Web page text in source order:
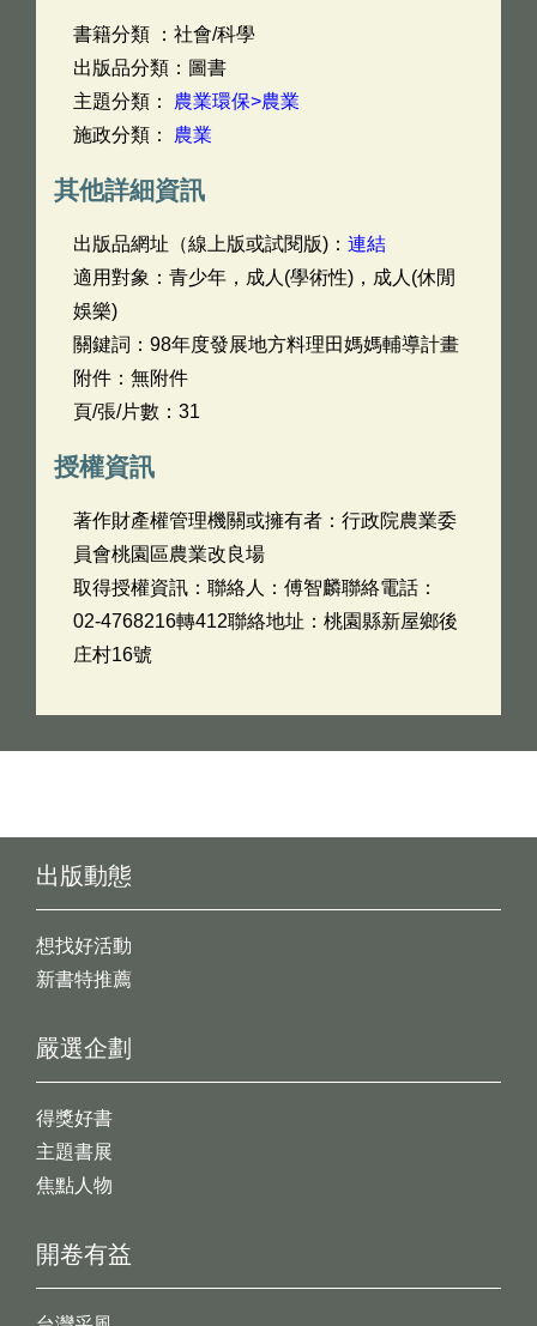
書籍分類 ：社會/科學
出版品分類：圖書
主題分類： 農業環保>農業
施政分類： 農業
其他詳細資訊
出版品網址（線上版或試閱版)： 連結
適用對象：青少年，成人(學術性)，成人(休閒
娛樂)
關鍵詞：98年度發展地方料理田媽媽輔導計畫
附件：無附件
頁/張/片數：31
授權資訊
著作財產權管理機關或擁有者：行政院農業委
員會桃園區農業改良場
取得授權資訊：聯絡人：傅智麟聯絡電話：
02-4768216轉412聯絡地址：桃園縣新屋鄉後
庄村16號
出版動態
想找好活動
新書特推薦
開卷有益
嚴選企劃
得獎好書
主題書展
焦點人物